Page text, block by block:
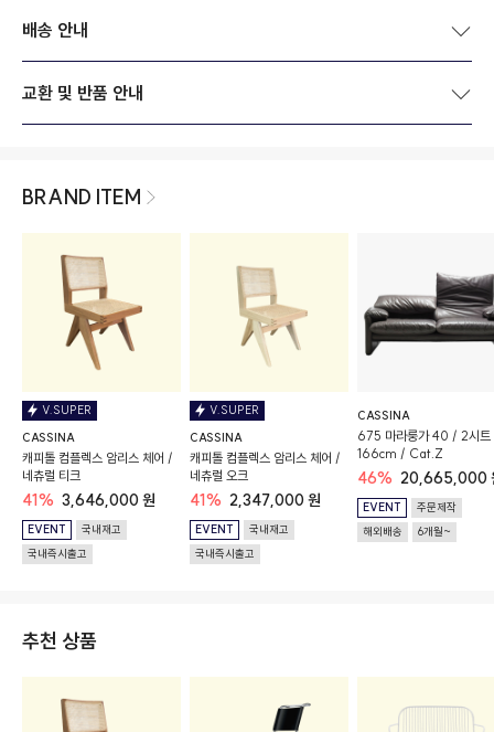
배송 안내
교환 및 반품 안내
BRAND ITEM
V.SUPER
CASSINA
캐피톨 컴플렉스 암리스 체어 /
네츄럴 티크
41% 3,646,000 원
EVENT
국내재고
국내즉시출고
V.SUPER
CASSINA
캐피톨 컴플렉스 암리스 체어 /
네츄럴 오크
41% 2,347,000 원
EVENT
국내재고
국내즉시출고
CASSINA
675 마라룽가 40 / 2시
166cm / Cat.Z
46% 20,665,000
EVENT
주문제작
해외배송
6개월~
추천 상품